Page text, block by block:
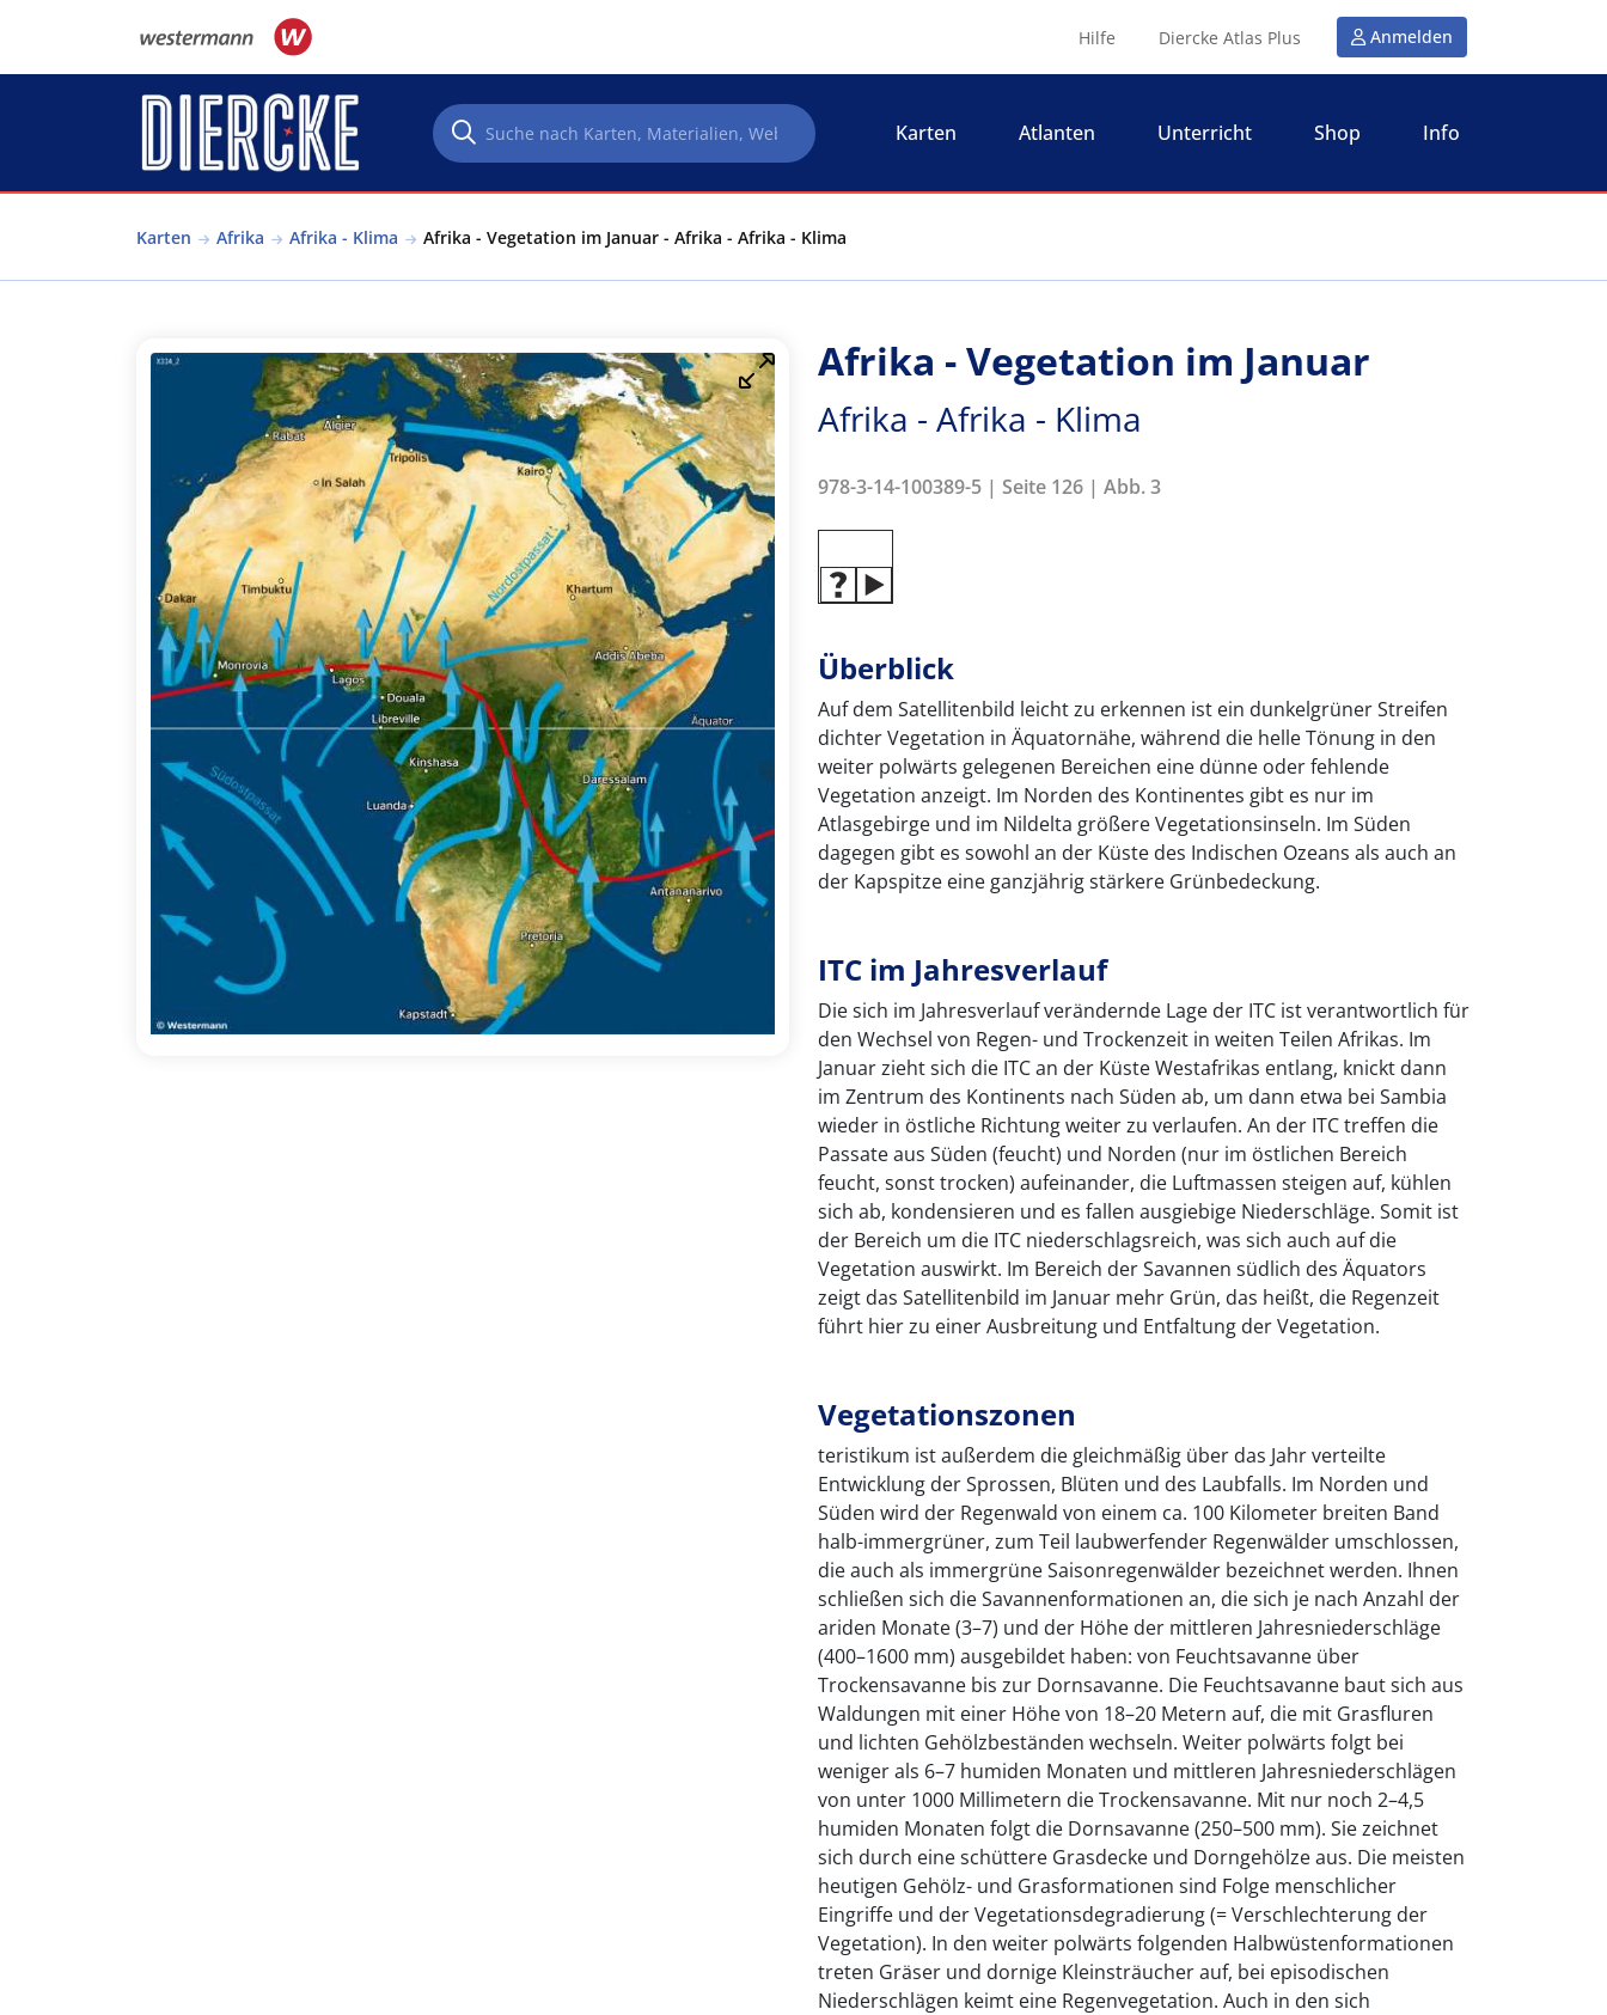
Hilfe Diercke Atlas Plus Anmelden
Karten Atlanten Unterricht Shop Info
Karten Afrika Afrika - Klima Afrika - Vegetation im Januar - Afrika - Afrika - Klima
Afrika - Vegetation im Januar
Afrika - Afrika - Klima
978-3-14-100389-5 | Seite 126 | Abb. 3
Überblick
Auf dem Satellitenbild leicht zu erkennen ist ein dunkelgrüner Streifen
dichter Vegetation in Äquatornähe, während die helle Tönung in den
weiter polwärts gelegenen Bereichen eine dünne oder fehlende
Vegetation anzeigt. Im Norden des Kontinentes gibt es nur im
Atlasgebirge und im Nildelta größere Vegetationsinseln. Im Süden
dagegen gibt es sowohl an der Küste des Indischen Ozeans als auch an
der Kapspitze eine ganzjährig stärkere Grünbedeckung.
ITC im Jahresverlauf
Die sich im Jahresverlauf verändernde Lage der ITC ist verantwortlich für
den Wechsel von Regen- und Trockenzeit in weiten Teilen Afrikas. Im
Januar zieht sich die ITC an der Küste Westafrikas entlang, knickt dann
im Zentrum des Kontinents nach Süden ab, um dann etwa bei Sambia
wieder in östliche Richtung weiter zu verlaufen. An der ITC treffen die
Passate aus Süden (feucht) und Norden (nur im östlichen Bereich
feucht, sonst trocken) aufeinander, die Luftmassen steigen auf, kühlen
sich ab, kondensieren und es fallen ausgiebige Niederschläge. Somit ist
der Bereich um die ITC niederschlagsreich, was sich auch auf die
Vegetation auswirkt. Im Bereich der Savannen südlich des Äquators
zeigt das Satellitenbild im Januar mehr Grün, das heißt, die Regenzeit
führt hier zu einer Ausbreitung und Entfaltung der Vegetation.
Vegetationszonen
teristikum ist außerdem die gleichmäßig über das Jahr verteilte
Entwicklung der Sprossen, Blüten und des Laubfalls. Im Norden und
Süden wird der Regenwald von einem ca. 100 Kilometer breiten Band
halb-immergrüner, zum Teil laubwerfender Regenwälder umschlossen,
die auch als immergrüne Saisonregenwälder bezeichnet werden. Ihnen
schließen sich die Savannenformationen an, die sich je nach Anzahl der
ariden Monate (3–7) und der Höhe der mittleren Jahresniederschläge
(400–1600 mm) ausgebildet haben: von Feuchtsavanne über
Trockensavanne bis zur Dornsavanne. Die Feuchtsavanne baut sich aus
Waldungen mit einer Höhe von 18–20 Metern auf, die mit Grasfluren
und lichten Gehölzbeständen wechseln. Weiter polwärts folgt bei
weniger als 6–7 humiden Monaten und mittleren Jahresniederschlägen
von unter 1000 Millimetern die Trockensavanne. Mit nur noch 2–4,5
humiden Monaten folgt die Dornsavanne (250–500 mm). Sie zeichnet
sich durch eine schüttere Grasdecke und Dorngehölze aus. Die meisten
heutigen Gehölz- und Grasformationen sind Folge menschlicher
Eingriffe und der Vegetationsdegradierung (= Verschlechterung der
Vegetation). In den weiter polwärts folgenden Halbwüstenformationen
treten Gräser und dornige Kleinsträucher auf, bei episodischen
Niederschlägen keimt eine Regenvegetation. Auch in den sich